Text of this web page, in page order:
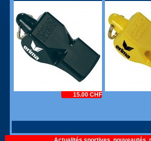
15.00 CHF